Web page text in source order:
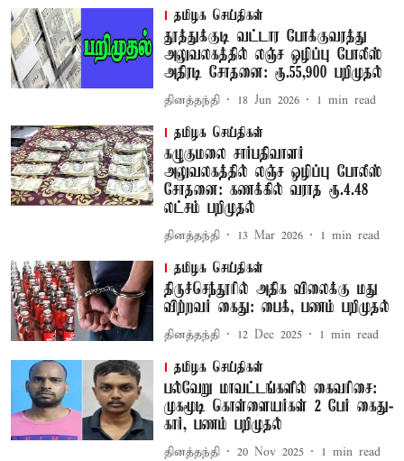
தமிழக செய்திகள்
தூத்துக்குடி வட்டார போக்குவரத்து
அலுவலகத்தில் லஞ்ச ஒழிப்பு போலீஸ்
அதிரடி சோதனை: ரூ.55,900 பறிமுதல்
தினத்தந்தி 18 Jun 2026 1 min read
தமிழக செய்திகள்
கழுகுமலை சார்பதிவாளர்
அலுவலகத்தில் லஞ்ச ஒழிப்பு போலீஸ்
சோதனை: கணக்கில் வராத ரூ.4.48
லட்சம் பறிமுதல்
தினத்தந்தி 13 Mar 2026 1 min read
தமிழக செய்திகள்
திருச்செந்தூரில் அதிக விலைக்கு மது
விற்றவர் கைது: பைக், பணம் பறிமுதல்
தினத்தந்தி 12 Dec 2025 1 min read
தமிழக செய்திகள்
பல்வேறு மாவட்டங்களில் கைவரிசை:
முகமூடி கொள்ளையர்கள் 2 பேர் கைது-
கார், பணம் பறிமுதல்
தினத்தந்தி 20 Nov 2025 1 min read